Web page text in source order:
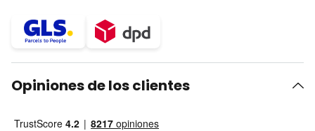
Opiniones de los clientes